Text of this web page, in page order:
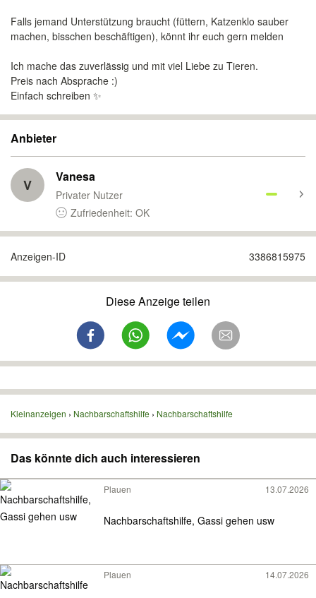
Falls jemand Unterstützung braucht (füttern, Katzenklo sauber
machen, bisschen beschäftigen), könnt ihr euch gern melden
Ich mache das zuverlässig und mit viel Liebe zu Tieren.
Preis nach Absprache :)
Einfach schreiben ✨
Anbieter
V Vanesa
Privater Nutzer
Zufriedenheit: OK
Anzeigen-ID 3386815975
Diese Anzeige teilen
Kleinanzeigen Nachbarschaftshilfe Nachbarschaftshilfe
Das könnte dich auch interessieren
Plauen 13.07.2026
Nachbarschaftshilfe, Gassi gehen usw
Plauen 14.07.2026